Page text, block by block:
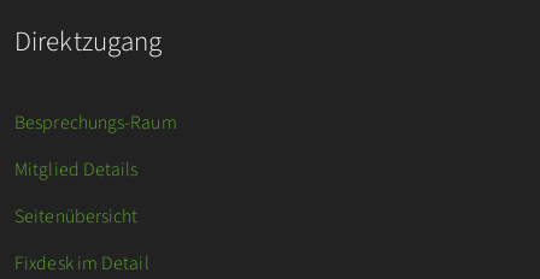
Direktzugang
Besprechungs-Raum
Mitglied Details
Seitenübersicht
Fixdesk im Detail